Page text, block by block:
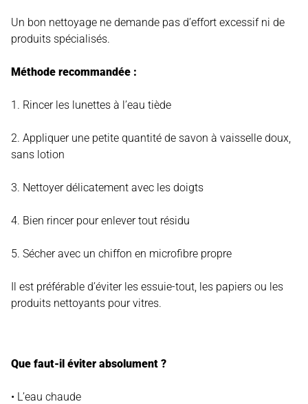
Un bon nettoyage ne demande pas d’effort excessif ni de
produits spécialisés.
Méthode recommandée :
1. Rincer les lunettes à l’eau tiède
2. Appliquer une petite quantité de savon à vaisselle doux,
sans lotion
3. Nettoyer délicatement avec les doigts
4. Bien rincer pour enlever tout résidu
5. Sécher avec un chiffon en microfibre propre
Il est préférable d’éviter les essuie-tout, les papiers ou les
produits nettoyants pour vitres.
Que faut-il éviter absolument ?
• L’eau chaude